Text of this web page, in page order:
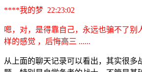
****我的梦 22:23:02
嗯，对，是得靠自己，永远也骗不了别
样的感觉 ，后悔高三 ......
从上面的聊天记录可以看出，其实很多